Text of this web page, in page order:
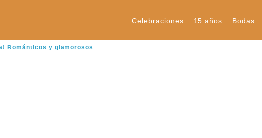
Celebraciones 15 años Bodas
Románticos y glamorosos